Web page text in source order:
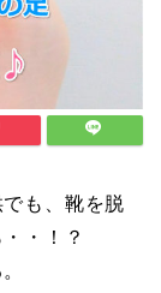
も、靴を脱
・！？